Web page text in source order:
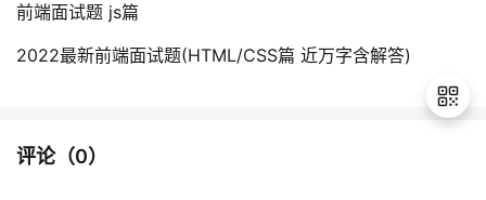
前端面试题 js篇
2022最新前端面试题(HTML/CSS篇 近万字含解答)
评论（0）